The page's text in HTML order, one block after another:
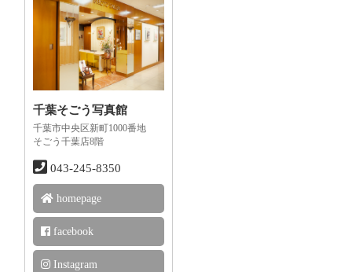
千葉そごう写真館
千葉市中央区新町1000番地
そごう千葉店8階
043-245-8350
homepage
facebook
Instagram